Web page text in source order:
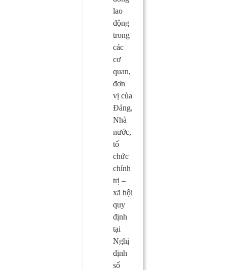
lao
động
trong
các
cơ
quan,
đơn
vị của
Đảng,
Nhà
nước,
tổ
chức
chính
trị –
xã hội
quy
định
tại
Nghị
định
số